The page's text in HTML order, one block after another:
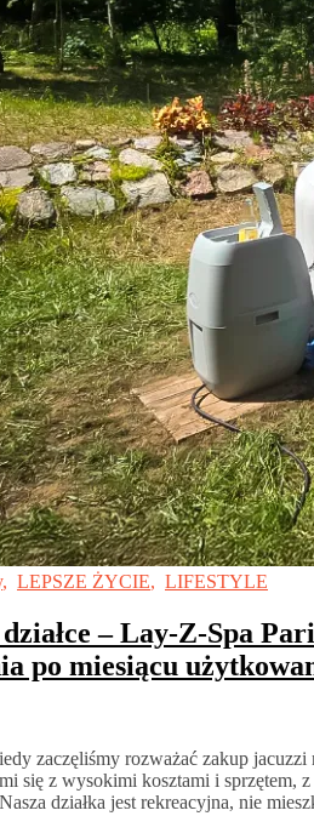
, LEPSZE ŻYCIE, LIFESTYLE
– Lay-Z-Spa
po miesiącu
iedy zaczęliśmy rozważać zakup jacuzzi
mi się z wysokimi kosztami i sprzętem,
Nasza działka jest rekreacyjna, nie